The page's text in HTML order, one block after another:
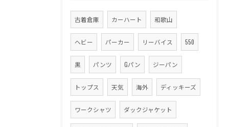
古着倉庫 カーハート 和歌山
ヘビー パーカー リーバイス 550
黒 パンツ Gパン ジーパン
トップス 天気 海外 ディッキーズ
ワークシャツ ダックジャケット